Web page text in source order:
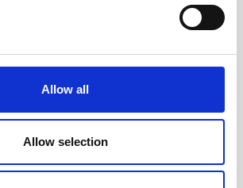
Allow all
Allow selection